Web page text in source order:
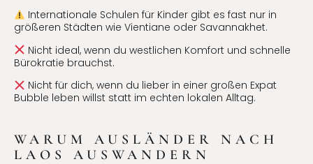
Internationale Schulen für Kinder gibt es fast nur in
größeren Städten wie Vientiane oder Savannakhet.
Nicht ideal, wenn du westlichen Komfort und schnelle
Bürokratie brauchst.
Nicht für dich, wenn du lieber in einer großen Expat
Bubble leben willst statt im echten lokalen Alltag.
WARUM AUSLÄNDER NACH
LAOS AUSWANDERN